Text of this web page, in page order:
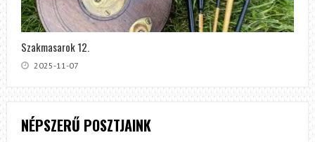
Szakmasarok 12.
2025-11-07
NÉPSZERŰ POSZTJAINK